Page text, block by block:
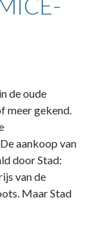
de oude
meer gekend.
aankoop van
door Stad:
van de
Maar Stad